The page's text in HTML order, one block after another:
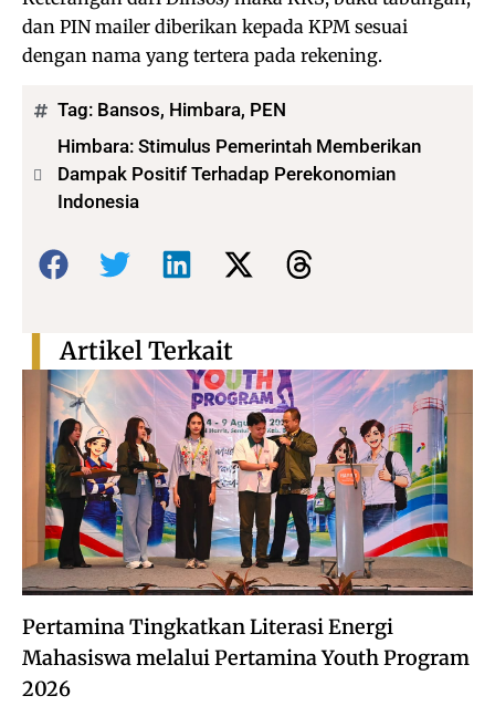
dan PIN mailer diberikan kepada KPM sesuai
dengan nama yang tertera pada rekening.
Tag: Bansos, Himbara, PEN
Himbara: Stimulus Pemerintah Memberikan
Dampak Positif Terhadap Perekonomian
Indonesia
Bagikan:
Pertamina Tingkatkan Literasi Energi
Mahasiswa melalui Pertamina Youth Program
2026
Artikel Terkait